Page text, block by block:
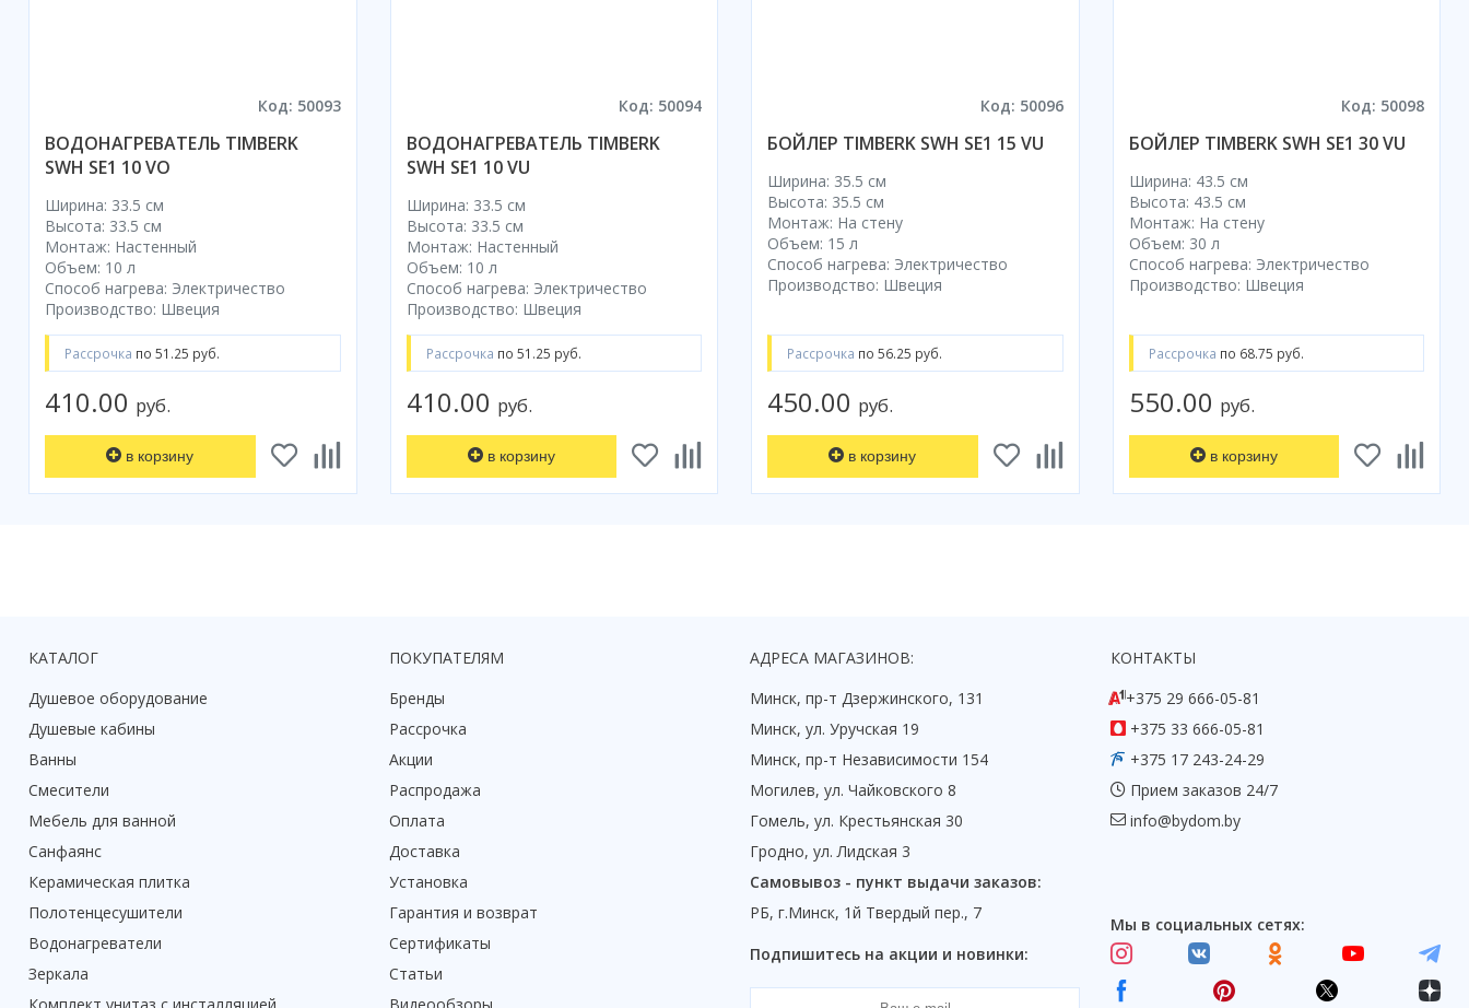
Код: 50093
ВОДОНАГРЕВАТЕЛЬ TIMBERK
SWH SE1 10 VO
Ширина: 33.5 см
Высота: 33.5 см
Монтаж: Настенный
Объем: 10 л
Способ нагрева: Электричество
Производство: Швеция
Рассрочка по 51.25 руб.
410.00 руб.
в корзину
Код: 50094
ВОДОНАГРЕВАТЕЛЬ TIMBERK
SWH SE1 10 VU
Ширина: 33.5 см
Высота: 33.5 см
Монтаж: Настенный
Объем: 10 л
Способ нагрева: Электричество
Производство: Швеция
Рассрочка по 51.25 руб.
410.00 руб.
в корзину
Код: 50096
БОЙЛЕР TIMBERK SWH SE1 15 VU
Ширина: 35.5 см
Высота: 35.5 см
Монтаж: На стену
Объем: 15 л
Способ нагрева: Электричество
Производство: Швеция
Рассрочка по 56.25 руб.
450.00 руб.
в корзину
Код: 50098
БОЙЛЕР TIMBERK SWH SE1 30 VU
Ширина: 43.5 см
Высота: 43.5 см
Монтаж: На стену
Объем: 30 л
Способ нагрева: Электричество
Производство: Швеция
Рассрочка по 68.75 руб.
550.00 руб.
в корзину
КАТАЛОГ
Душевое оборудование
Душевые кабины
Ванны
Смесители
Мебель для ванной
Санфаянс
Керамическая плитка
Полотенцесушители
Водонагреватели
Зеркала
ПОКУПАТЕЛЯМ
Бренды
Рассрочка
Акции
Распродажа
Оплата
Доставка
Установка
Гарантия и возврат
Сертификаты
Статьи
АДРЕСА МАГАЗИНОВ:
Минск, пр-т Дзержинского, 131
Минск, ул. Уручская 19
Минск, пр-т Независимости 154
Могилев, ул. Чайковского 8
Гомель, ул. Крестьянская 30
Гродно, ул. Лидская 3
Самовывоз - пункт выдачи заказов:
РБ, г.Минск, 1й Твердый пер., 7
Подпишитесь на акции и новинки:
КОНТАКТЫ
+375 29 666-05-81
+375 33 666-05-81
+375 17 243-24-29
Прием заказов 24/7
info@bydom.by
Мы в социальных сетях: